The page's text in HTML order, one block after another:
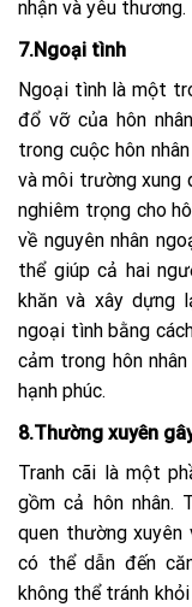
nhận và yêu thương.
7.Ngoại tình
Ngoại tình là một
đổ vỡ của hôn
trong cuộc hôn
và môi trường xung
nghiêm trọng cho
về nguyên nhân
thể giúp cả hai
khăn và xây dựng
ngoại tình bằng
cảm trong hôn
hạnh phúc.
8.Thường xuyên
Tranh cãi là một
gồm cả hôn nhân.
quen thường xuyên
có thể dẫn đến
không thể tránh